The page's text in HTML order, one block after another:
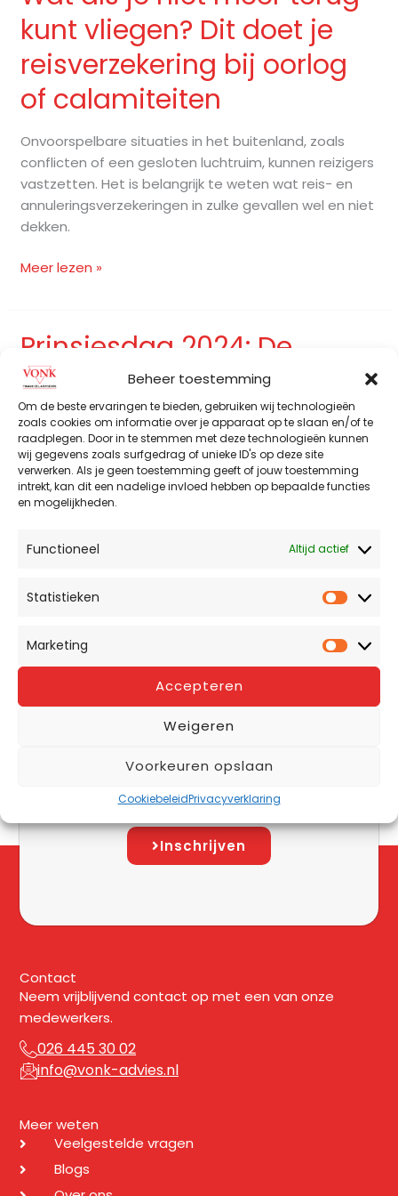
Beheer toestemming
Om de beste ervaringen te bieden, gebruiken wij technologieën
zoals cookies om informatie over je apparaat op te slaan en/of te
raadplegen. Door in te stemmen met deze technologieën kunnen
wij gegevens zoals surfgedrag of unieke ID's op deze site
verwerken. Als je geen toestemming geeft of jouw toestemming
intrekt, kan dit een nadelige invloed hebben op bepaalde functies
en mogelijkheden.
Functioneel Altijd actief
Statistieken
Marketing
Accepteren
Weigeren
Voorkeuren opslaan
CookiebeleidPrivacyverklaring
kunt vliegen? Dit doet je
reisverzekering bij oorlog
of calamiteiten
Onvoorspelbare situaties in het buitenland, zoals
conflicten of een gesloten luchtruim, kunnen reizigers
vastzetten. Het is belangrijk te weten wat reis- en
annuleringsverzekeringen in zulke gevallen wel en niet
dekken.
als
je
meer
terug
vliegen?
Dit
doet
je
reisverzekering
oorlog
Meer lezen »
Prinsjesdag 2024: De
belangrijkste punten uit de
miljoenennota
Benieuwd wat de plannen van het kabinet voor jou
gaan betekenen? We hebben de belangrijkste
punten op het gebied van wonen, verzekeringen en
Prinsjesdag
De
belangrijkste
punten
uit
de
miljoenennota
Aanmelden nieuwsbrief
Inschrijven
en blijf op de hoogte van alle
mail.
Contact
Neem vrijblijvend contact op met een van onze
medewerkers.
026 445 30 02
info@vonk-advies.nl
Meer weten
Veelgestelde vragen
Blogs